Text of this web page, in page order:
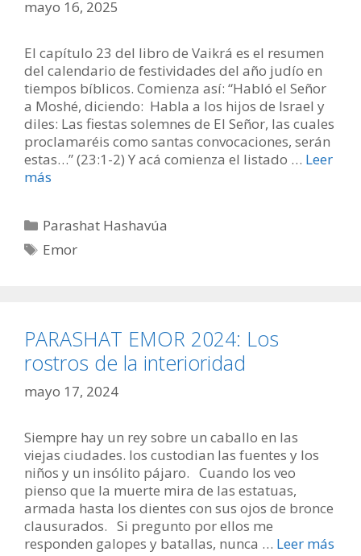
mayo 16, 2025
El capítulo 23 del libro de Vaikrá es el resumen
del calendario de festividades del año judío en
tiempos bíblicos. Comienza así: “Habló el Señor
a Moshé, diciendo: Habla a los hijos de Israel y
diles: Las fiestas solemnes de El Señor, las cuales
proclamaréis como santas convocaciones, serán
estas…” (23:1-2) Y acá comienza el listado … Leer
más
Categorías
Parashat Hashavúa
Etiquetas
Emor
PARASHAT EMOR 2024: Los
rostros de la interioridad
mayo 17, 2024
Siempre hay un rey sobre un caballo en las
viejas ciudades. los custodian las fuentes y los
niños y un insólito pájaro. Cuando los veo
pienso que la muerte mira de las estatuas,
armada hasta los dientes con sus ojos de bronce
clausurados. Si pregunto por ellos me
responden galopes y batallas, nunca … Leer más